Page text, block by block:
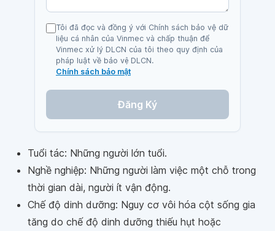
Tôi đã đọc và đồng ý với Chính sách bảo vệ dữ
liệu cá nhân của Vinmec và chấp thuận để
Vinmec xử lý DLCN của tôi theo quy định của
pháp luật về bảo vệ DLCN.
Chính sách bảo mật
Đăng Ký
Tuổi tác: Những người lớn tuổi.
Nghề nghiệp: Những người làm việc một chỗ trong
thời gian dài, người ít vận động.
Chế độ dinh dưỡng: Nguy cơ vôi hóa cột sống gia
tăng do chế độ dinh dưỡng thiếu hụt hoặc